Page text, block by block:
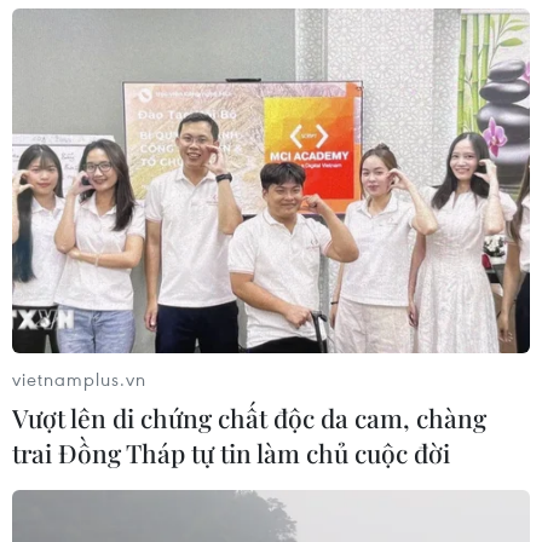
tỉnh Bến Tre) chìm trong biển nước, có đoạn ngập sâu
vietnamplus.vn
Vượt lên di chứng chất độc da cam, chàng
trai Đồng Tháp tự tin làm chủ cuộc đời